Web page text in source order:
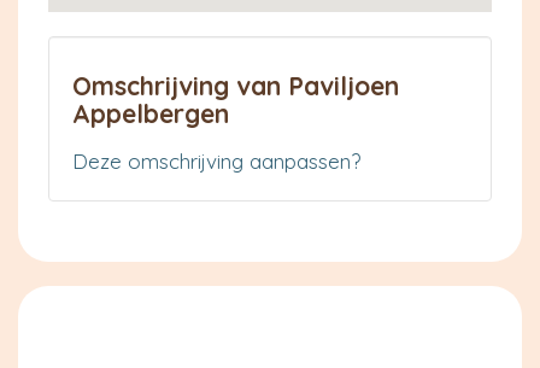
Omschrijving van Paviljoen
Appelbergen
Deze omschrijving aanpassen?